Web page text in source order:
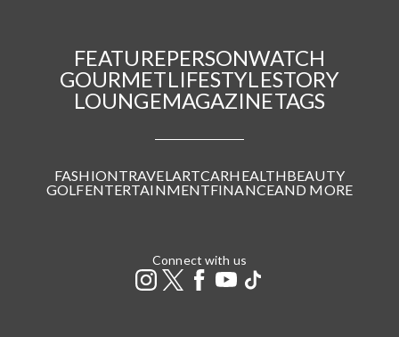
FEATUREPERSONWATCH
GOURMETLIFESTYLESTORY
LOUNGEMAGAZINETAGS
FASHIONTRAVEL ARTCARHEALTHBEAUTY
GOLFENTERTAINMENTFINANCEAND MORE
Connect with us